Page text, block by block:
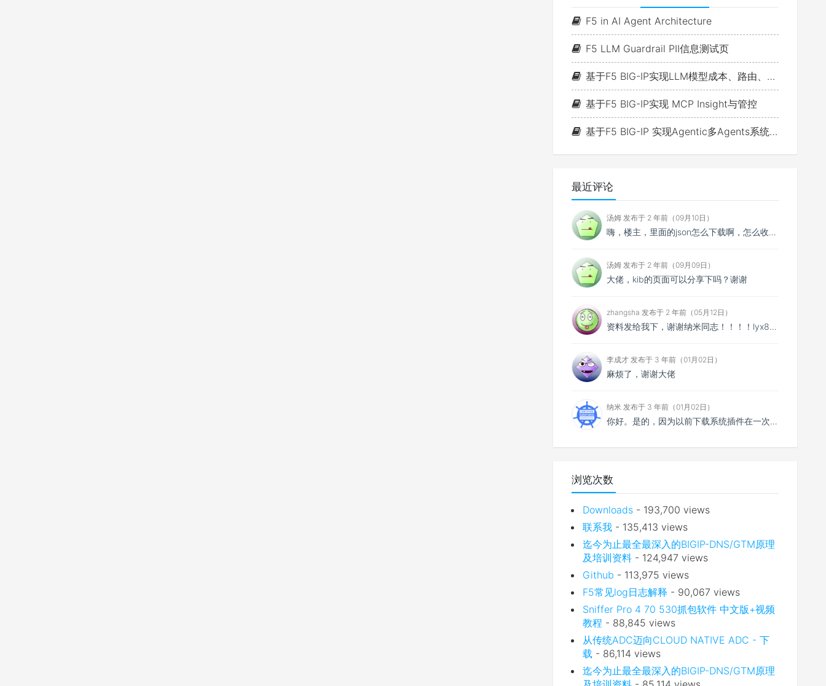
F5 in AI Agent Architecture
F5 LLM Guardrail PII信息测试页
基于F5 BIG-IP实现LLM模型成本、路由、Metrics观测与控制
基于F5 BIG-IP实现 MCP Insight与管控
基于F5 BIG-IP 实现Agentic多Agents系统LLM模型路由
最近评论
汤姆 发布于 2 年前（09月10日）
嗨，楼主，里面的json怎么下载啊，怎么收费啊？
汤姆 发布于 2 年前（09月09日）
大佬，kib的页面可以分享下吗？谢谢
zhangsha 发布于 2 年前（05月12日）
资料发给我下，谢谢纳米同志！！！！lyx895@qq.com
李成才 发布于 3 年前（01月02日）
麻烦了，谢谢大佬
纳米 发布于 3 年前（01月02日）
你好。是的，因为以前下载系统插件在一次升级后将所有的下载生成信息全弄丢了。所以不少文件无法下载。DN...
浏览次数
Downloads - 193,700 views
联系我 - 135,413 views
迄今为止最全最深入的BIGIP-DNS/GTM原理
及培训资料 - 124,947 views
Github - 113,975 views
F5常见log日志解释 - 90,067 views
Sniffer Pro 4 70 530抓包软件 中文版+视频
教程 - 88,845 views
从传统ADC迈向CLOUD NATIVE ADC - 下
载 - 86,114 views
迄今为止最全最深入的BIGIP-DNS/GTM原理